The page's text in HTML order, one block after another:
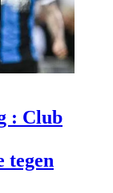
: Club
tegen